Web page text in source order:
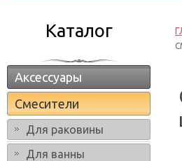
Каталог
Аксессуары
Смесители
Для раковины
Для ванны